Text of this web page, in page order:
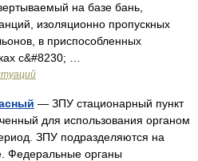
на базе бань,
изоляционно пропускных
в приспособленных
с&#8230; …
— ЗПУ стационарный пункт
для использования органом
ЗПУ подразделяются на
Федеральные органы